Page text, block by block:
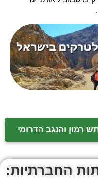
רמון והנגב הדרומי
החברתיות: